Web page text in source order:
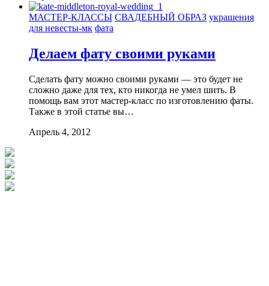
МАСТЕР-КЛАССЫ СВАДЕБНЫЙ ОБРАЗ украшения
для невесты-мк фата
Делаем фату своими руками
Сделать фату можно своими руками — это будет не
сложно даже для тех, кто никогда не умел шить. В
помощь вам этот мастер-класс по изготовлению фаты.
Также в этой статье вы…
Апрель 4, 2012